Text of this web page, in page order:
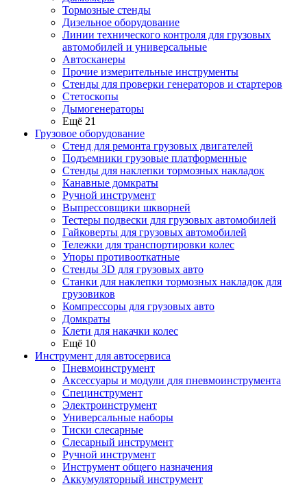
Тормозные стенды
Дизельное оборудование
Линии технического контроля для грузовых
автомобилей и универсальные
Автосканеры
Прочие измерительные инструменты
Стенды для проверки генераторов и стартеров
Стетоскопы
Дымогенераторы
Ещё 21
Грузовое оборудование
Стенд для ремонта грузовых двигателей
Подъемники грузовые платформенные
Стенды для наклепки тормозных накладок
Канавные домкраты
Ручной инструмент
Выпрессовщики шкворней
Тестеры подвески для грузовых автомобилей
Гайковерты для грузовых автомобилей
Тележки для транспортировки колес
Упоры противооткатные
Стенды 3D для грузовых авто
Станки для наклепки тормозных накладок для
грузовиков
Компрессоры для грузовых авто
Домкраты
Клети для накачки колес
Ещё 10
Инструмент для автосервиса
Пневмоинструмент
Аксессуары и модули для пневмоинструмента
Специнструмент
Электроинструмент
Универсальные наборы
Тиски слесарные
Слесарный инструмент
Ручной инструмент
Инструмент общего назначения
Аккумуляторный инструмент